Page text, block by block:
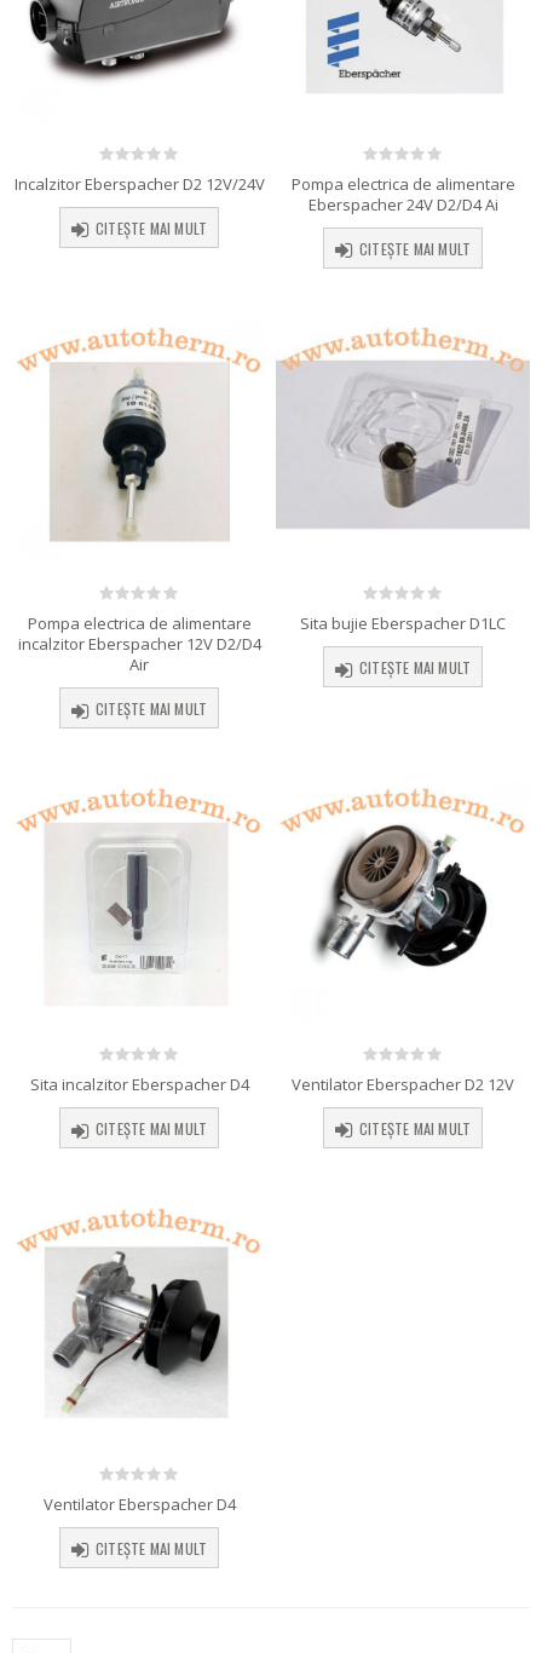
out of 5
Incalzitor Eberspacher D2 12V/24V
CITEȘTE MAI MULT
out of 5
Pompa electrica de alimentare
Eberspacher 24V D2/D4 Ai
CITEȘTE MAI MULT
0 out of 5
Pompa electrica de alimentare
incalzitor Eberspacher 12V D2/D4
Air
CITEȘTE MAI MULT
0 out of 5
Sita bujie Eberspacher D1LC
CITEȘTE MAI MULT
0out of 5
Sita incalzitor Eberspacher D4
CITEȘTE MAI MULT
0out of 5
Ventilator Eberspacher D2 12V
CITEȘTE MAI MULT
out of 5
Ventilator Eberspacher D4
CITEȘTE MAI MULT